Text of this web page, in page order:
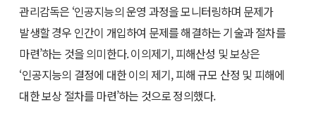
관리감독은 ‘인공지능의 운영 과정을 모니터링하며 문제가
발생할 경우 인간이 개입하여 문제를 해결하는 기술과 절차를
마련’하는 것을 의미한다. 이의제기, 피해산성 및 보상은
‘인공지능의 결정에 대한 이의 제기, 피해 규모 산정 및 피해에
대한 보상 절차를 마련’하는 것으로 정의했다.